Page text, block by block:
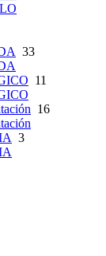
33
11
16
3